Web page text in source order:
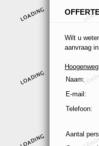
Wilt u
aanvraag
Hoogenweg
Naam:
E-mail:
Telefoon:
Aantal